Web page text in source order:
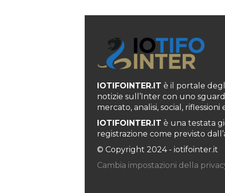
IOTIFOINTER.IT è il portale
notizie sull’Inter con uno
mercato, analisi, social,
IOTIFOINTER.IT è una testata
registrazione come previsto
© Copyright 2024 - iotifointer.it
Cambia impostazioni della